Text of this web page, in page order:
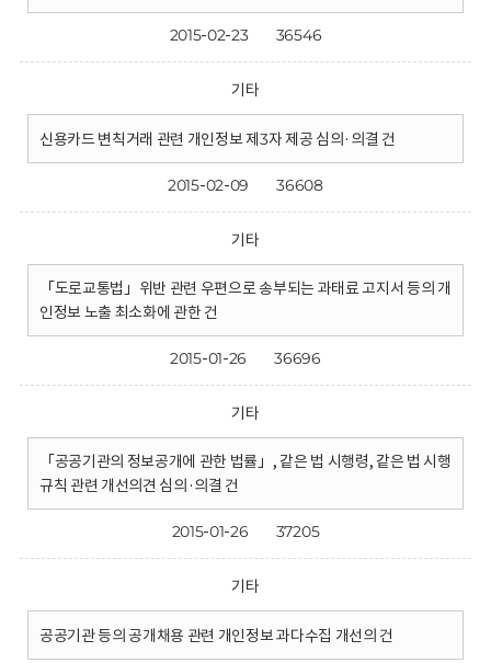
2015-02-23 36546
기타
신용카드 변칙거래 관련 개인정보 제3자 제공 심의·의결 건
2015-02-09 36608
기타
「도로교통법」위반 관련 우편으로 송부되는 과태료 고지서 등의 개
인정보 노출 최소화에 관한 건
2015-01-26 36696
기타
「공공기관의 정보공개에 관한 법률」, 같은 법 시행령, 같은 법 시행
규칙 관련 개선의견 심의·의결 건
2015-01-26 37205
기타
공공기관 등의 공개채용 관련 개인정보 과다수집 개선의 건